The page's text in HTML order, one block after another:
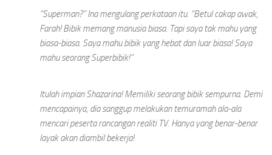
“Superman?” Ina mengulang perkataan itu. “Betul cakap awak,
Farah! Bibik memang manusia biasa. Tapi saya tak mahu yang
biasa-biasa. Saya mahu bibik yang hebat dan luar biasa! Saya
mahu seorang Superbibik!”
Itulah impian Shazarina! Memiliki seorang bibik sempurna. Demi
mencapainya, dia sanggup melakukan temuramah ala-ala
mencari peserta rancangan realiti TV. Hanya yang benar-benar
layak akan diambil bekerja!